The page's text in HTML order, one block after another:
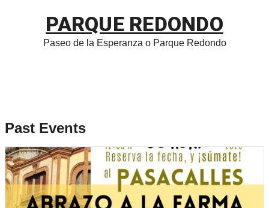
PARQUE REDONDO
Paseo de la Esperanza o Parque Redondo
Past Events